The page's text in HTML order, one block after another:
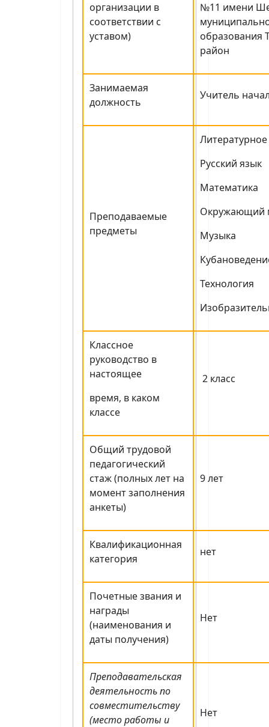
организации в
соответствии с
уставом)
№11 имени
образования
район
Занимаемая
должность
Учитель
Преподаваемые
предметы
Русский язык
Математика
Окружающий
Музыка
Технология
Классное
руководство в
настоящее
время, в каком
классе
2 класс
Общий трудовой
педагогический
стаж (полных лет на
момент заполнения
анкеты)
9 лет
Квалификационная
категория
нет
Почетные звания и
награды
(наименования и
даты получения)
Нет
Преподавательская
деятельность по
совместительству
(место работы и
Нет